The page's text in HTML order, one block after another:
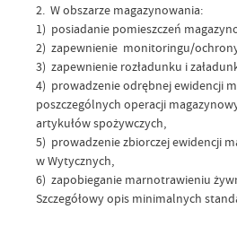
2. W obszarze magazynowania:
1) posiadanie pomieszczeń
2) zapewnienie monitoringu/
3) zapewnienie rozładunku i
4) prowadzenie odrębnej ewidencji
poszczególnych operacji
artykułów spożywczych,
5) prowadzenie zbiorczej ewidencji
w Wytycznych,
6) zapobieganie marnotrawieniu
Szczegółowy opis minimalnych